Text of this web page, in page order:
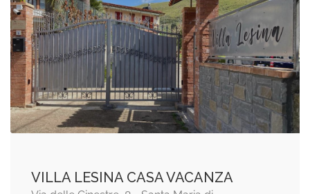
VILLA LESINA CASA VACANZA